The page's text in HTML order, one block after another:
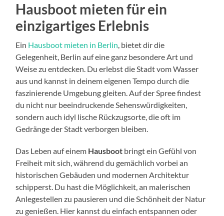
Hausboot mieten für ein
einzigartiges Erlebnis
Ein Hausboot mieten in Berlin, bietet dir die
Gelegenheit, Berlin auf eine ganz besondere Art und
Weise zu entdecken. Du erlebst die Stadt vom Wasser
aus und kannst in deinem eigenen Tempo durch die
faszinierende Umgebung gleiten. Auf der Spree findest
du nicht nur beeindruckende Sehenswürdigkeiten,
sondern auch idyl­ lische Rückzugsorte, die oft im
Gedränge der Stadt verborgen bleiben.
Das Leben auf einem Hausboot bringt ein Gefühl von
Freiheit mit sich, während du gemächlich vorbei an
historischen Gebäuden und modernen Architektur
schipperst. Du hast die Möglichkeit, an malerischen
Anlegestellen zu pausieren und die Schönheit der Natur
zu genießen. Hier kannst du einfach entspannen oder